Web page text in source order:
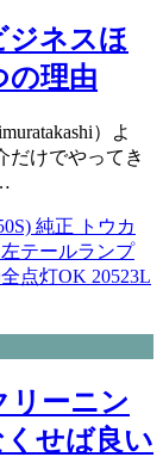
ジネスほ
の理由
）よ
だけでやってき
純正 トウカ
テールランプ
点灯OK 20523L
リーニン
せば良い